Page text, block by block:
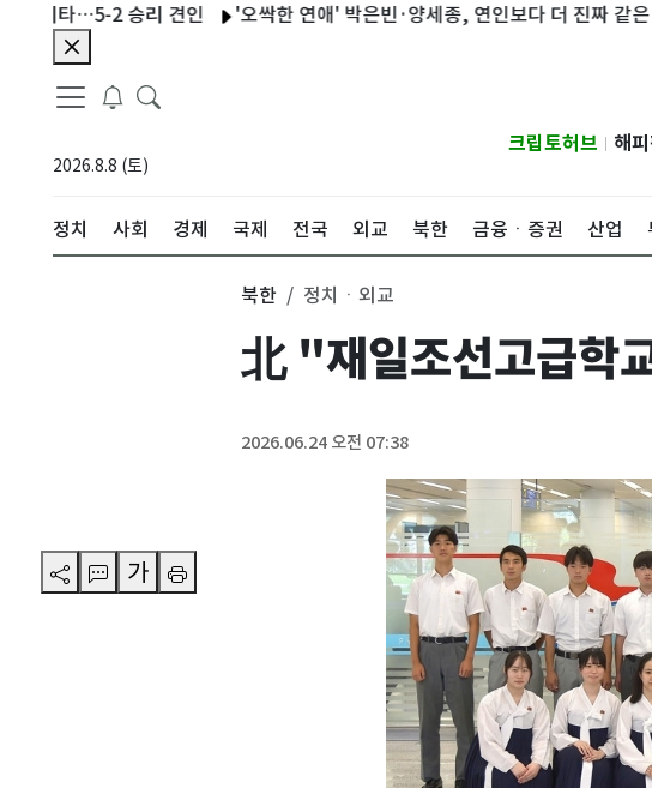
타…5-2 승리 견인 '오싹한 연애' 박은빈·양세종, 연인보다 더 진짜 같은 위장
2026.8.8 (토)
크립토허브 해
정치 사회 경제 국제 전국 외교 북한 금융ㆍ증권 산업
가
북한 정치ㆍ외교
北 "재일조선고급학
2026.06.24 오전 07:38